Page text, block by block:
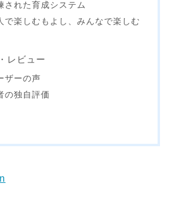
れた育成システム
楽しむもよし、みんなで楽しむ
レビュー
ザーの声
独自評価